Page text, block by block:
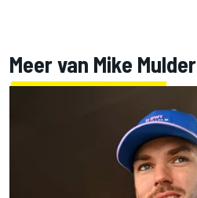
Meer van Mike Mulder